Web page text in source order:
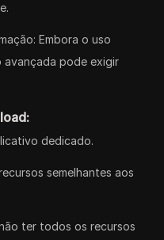
Embora o uso
avançada pode exigir
dedicado.
semelhantes aos
ter todos os recursos